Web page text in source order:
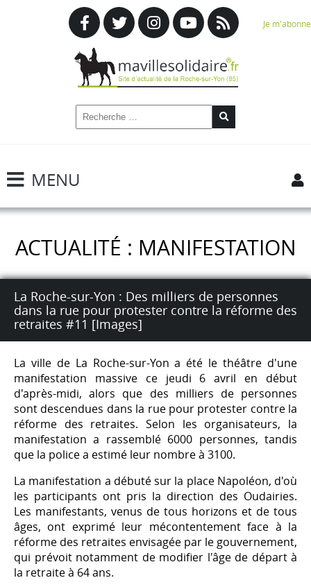
Je m'abonne
MENU
ACTUALITÉ : MANIFESTATION
La Roche-sur-Yon : Des milliers de personnes
dans la rue pour protester contre la réforme des
retraites #11 [Images]
La ville de La Roche-sur-Yon a été le théâtre d'une
manifestation massive ce jeudi 6 avril en début
d'après-midi, alors que des milliers de personnes
sont descendues dans la rue pour protester contre la
réforme des retraites. Selon les organisateurs, la
manifestation a rassemblé 6000 personnes, tandis
que la police a estimé leur nombre à 3100.
La manifestation a débuté sur la place Napoléon, d'où
les participants ont pris la direction des Oudairies.
Les manifestants, venus de tous horizons et de tous
âges, ont exprimé leur mécontentement face à la
réforme des retraites envisagée par le gouvernement,
qui prévoit notamment de modifier l'âge de départ à
la retraite à 64 ans.